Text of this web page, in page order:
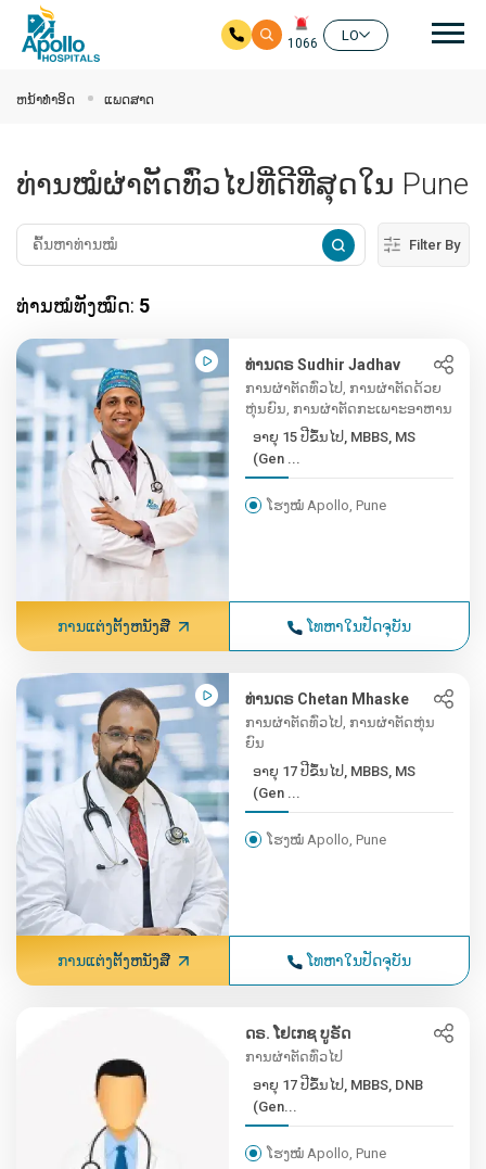
ຊີ້ນໍ
1066
LO
ຫນ້າທໍາອິດ ແພດສາດ
ທ່ານໝໍຜ່າຕັດທົ່ວໄປທີ່ດີທີ່ສຸດໃນ Pune
Filter By
ທ່ານໝໍທັງໝົດ: 5
ທ່ານດຣ Sudhir Jadhav
ການຜ່າຕັດທົ່ວໄປ, ການຜ່າຕັດດ້ວຍ
ຫຸ່ນຍົນ, ການຜ່າຕັດກະເພາະອາຫານ
ອາຍຸ 15 ປີຂຶ້ນໄປ, MBBS, MS
(Gen ...
ໂຮງໝໍ Apollo, Pune
ການແຕ່ງຕັ້ງຫນັງສື ໂທຫາໃນປັດຈຸບັນ
ທ່ານດຣ Chetan Mhaske
ການຜ່າຕັດທົ່ວໄປ, ການຜ່າຕັດຫຸ່ນ
ຍົນ
ອາຍຸ 17 ປີຂຶ້ນໄປ, MBBS, MS
(Gen ...
ໂຮງໝໍ Apollo, Pune
ການແຕ່ງຕັ້ງຫນັງສື ໂທຫາໃນປັດຈຸບັນ
ດຣ. ໂຢເກຊ ບູຣັດ
ການຜ່າຕັດທົ່ວໄປ
ອາຍຸ 17 ປີຂຶ້ນໄປ, MBBS, DNB
(Gen...
ໂຮງໝໍ Apollo, Pune